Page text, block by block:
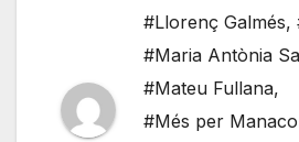
#Llorenç Galmés,
#Maria Antònia
#Mateu Fullana,
#Més per